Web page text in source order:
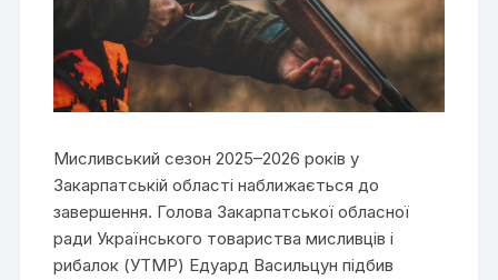
Мисливський сезон 2025–2026 років у
Закарпатській області наближається до
завершення. Голова Закарпатської обласної
ради Українського товариства мисливців і
рибалок (УТМР) Едуард Васильцун підбив